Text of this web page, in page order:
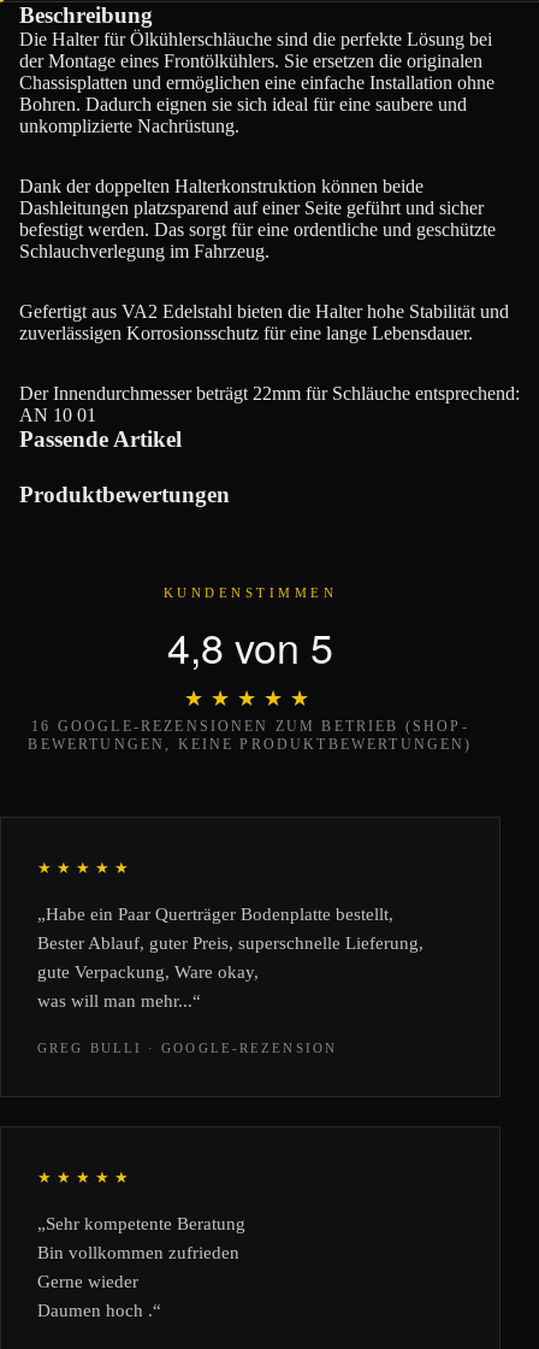
Beschreibung
Die Halter für Ölkühlerschläuche sind die perfekte Lösung bei
der Montage eines Frontölkühlers. Sie ersetzen die originalen
Chassisplatten und ermöglichen eine einfache Installation ohne
Bohren. Dadurch eignen sie sich ideal für eine saubere und
unkomplizierte Nachrüstung.
Dank der doppelten Halterkonstruktion können beide
Dashleitungen platzsparend auf einer Seite geführt und sicher
befestigt werden. Das sorgt für eine ordentliche und geschützte
Schlauchverlegung im Fahrzeug.
Gefertigt aus VA2 Edelstahl bieten die Halter hohe Stabilität und
zuverlässigen Korrosionsschutz für eine lange Lebensdauer.
Der Innendurchmesser beträgt 22mm für Schläuche entsprechend:
AN 10 01
Passende Artikel
Produktbewertungen
KUNDENSTIMMEN
4,8 von 5
★★★★★
★★★★★
16 GOOGLE-REZENSIONEN ZUM BETRIEB (SHOP-
BEWERTUNGEN, KEINE PRODUKTBEWERTUNGEN)
★★★★★
„Habe ein Paar Querträger Bodenplatte bestellt,
Bester Ablauf, guter Preis, superschnelle Lieferung,
gute Verpackung, Ware okay,
was will man mehr...“
GREG BULLI · GOOGLE-REZENSION
★★★★★
„Sehr kompetente Beratung
Bin vollkommen zufrieden
Gerne wieder
Daumen hoch .“